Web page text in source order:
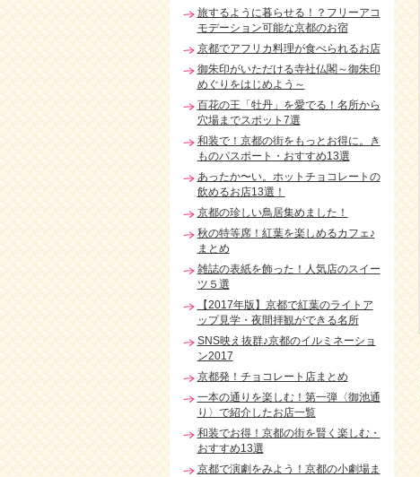
旅するように暮らせる！？フリーアコ
モデーション可能な京都のお宿
京都でアフリカ料理が食べられるお店
御朱印がいただける寺社仏閣～御朱印
めぐりをはじめよう～
百花の王「牡丹」を愛でる！名所から
穴場までスポット7選
和装で！京都の街をもっとお得に。き
ものパスポート・おすすめ13選
あったか〜い。ホットチョコレートの
飲めるお店13選！
京都の珍しい鳥居集めました！
秋の特等席！紅葉を楽しめるカフェ♪
まとめ
雑誌の表紙を飾った！人気店のスイー
ツ５選
【2017年版】京都で紅葉のライトア
ップ見学・夜間拝観ができる名所
SNS映え抜群♪京都のイルミネーショ
ン2017
京都発！チョコレート店まとめ
一本の通りを楽しむ！第一弾〈御池通
り〉で紹介したお店一覧
和装でお得！京都の街を賢く楽しむ・
おすすめ13選
京都で演劇をみよう！京都の小劇場ま